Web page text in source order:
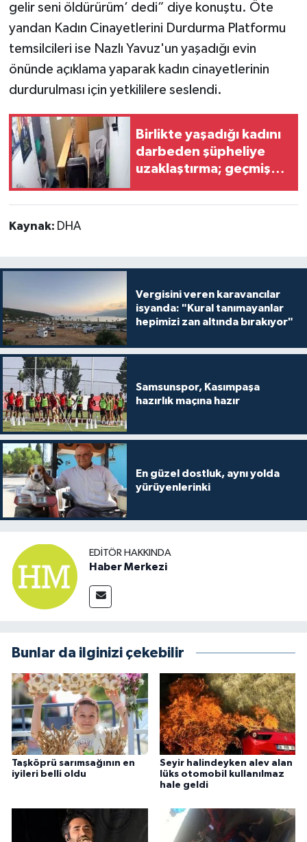
gelir seni öldürürüm’ dedi” diye konuştu. Öte
yandan Kadın Cinayetlerini Durdurma Platformu
temsilcileri ise Nazlı Yavuz'un yaşadığı evin
önünde açıklama yaparak kadın cinayetlerinin
durdurulması için yetkililere seslendi.
Birlikte yaşadığı kadını
darbeden şüpheliye
uzaklaştırma; geçmiş
görüntüleri ortaya çıktı
Kaynak: DHA
Vergisini veren karavancılar
isyanda: "Kural tanımayanlar
hepimizi zan altında bırakıyor"
Samsunspor, Kasımpaşa
hazırlık maçına hazır
En güzel dostluk, aynı yolda
yürüyenlerinki
EDITÖR HAKKINDA
Haber Merkezi
Bunlar da ilginizi çekebilir
Taşköprü sarımsağının en
iyileri belli oldu
Seyir halindeyken alev alan
lüks otomobil kullanılmaz
hale geldi